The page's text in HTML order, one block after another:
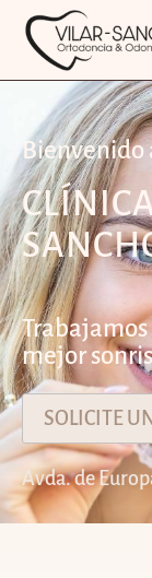
Bienvenido
mejor
SOLICITE
Avda. de